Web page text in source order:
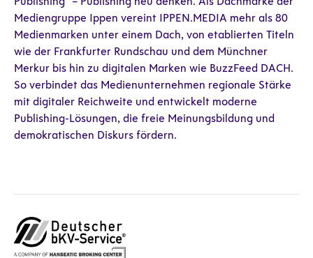
Mediengruppe Ippen vereint IPPEN.MEDIA mehr als 80
Medienmarken unter einem Dach, von etablierten Titeln
wie der Frankfurter Rundschau und dem Münchner
Merkur bis hin zu digitalen Marken wie BuzzFeed DACH.
So verbindet das Medienunternehmen regionale Stärke
mit digitaler Reichweite und entwickelt moderne
Publishing-Lösungen, die freie Meinungsbildung und
demokratischen Diskurs fördern.